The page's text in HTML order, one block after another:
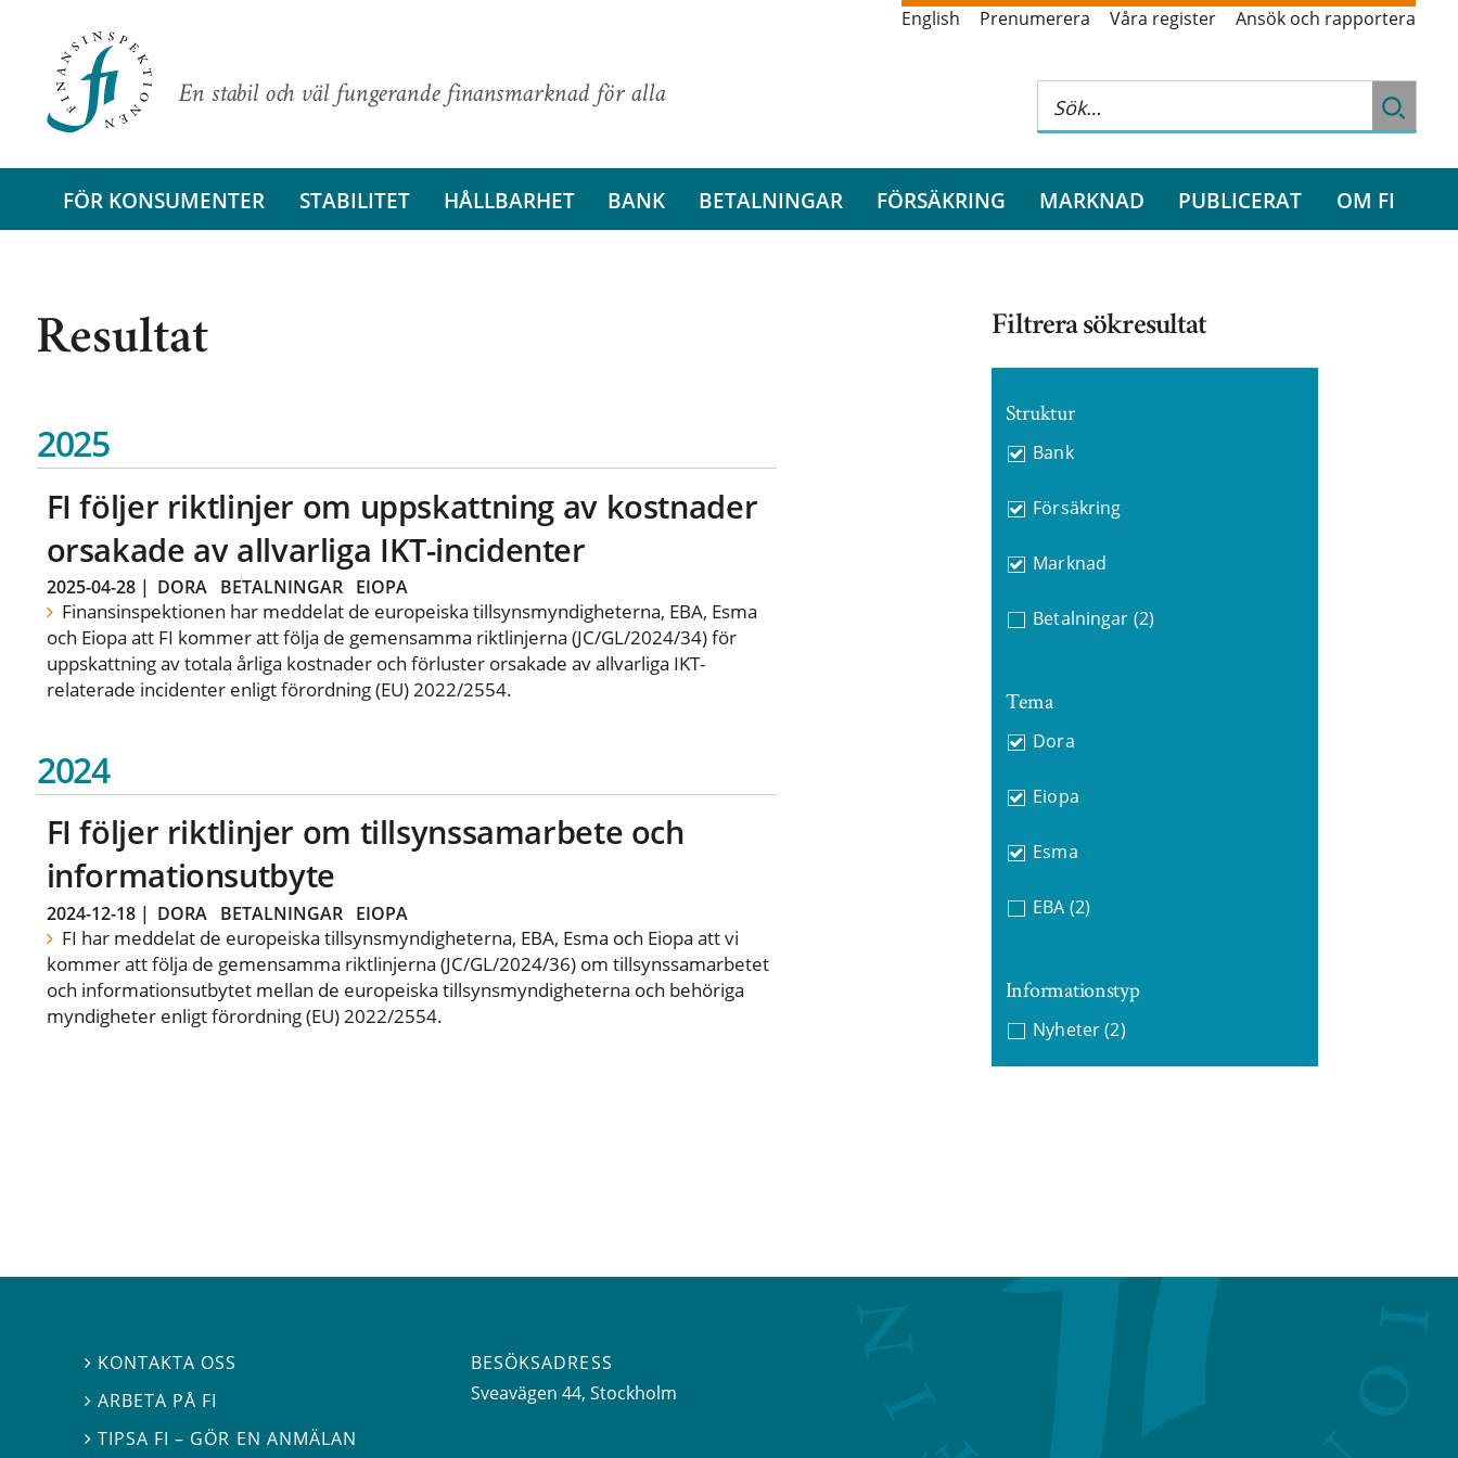
En stabil och väl fungerande finansmarknad för alla
English Prenumerera Våra register Ansök och rapportera
FÖR KONSUMENTER STABILITET HÅLLBARHET BANK BETALNINGAR FÖRSÄKRING MARKNAD PUBLICERAT OM FI
Resultat
2025
FI följer riktlinjer om uppskattning av kostnader
orsakade av allvarliga IKT-incidenter
2025-04-28| DORA BETALNINGAR EIOPA
Finansinspektionen har meddelat de europeiska tillsynsmyndigheterna, EBA, Esma
och Eiopa att FI kommer att följa de gemensamma riktlinjerna (JC/GL/2024/34) för
uppskattning av totala årliga kostnader och förluster orsakade av allvarliga IKT-
relaterade incidenter enligt förordning (EU) 2022/2554.
2024
FI följer riktlinjer om tillsynssamarbete och
informationsutbyte
2024-12-18| DORA BETALNINGAR EIOPA
FI har meddelat de europeiska tillsynsmyndigheterna, EBA, Esma och Eiopa att vi
kommer att följa de gemensamma riktlinjerna (JC/GL/2024/36) om tillsynssamarbetet
och informationsutbytet mellan de europeiska tillsynsmyndigheterna och behöriga
myndigheter enligt förordning (EU) 2022/2554.
Filtrera sökresultat
Struktur
Bank
Försäkring
Marknad
Betalningar (2)
Tema
Dora
Eiopa
Esma
EBA (2)
Informationstyp
Nyheter (2)
 KONTAKTA OSS
 ARBETA PÅ FI
TIPSA FI – GÖR EN ANMÄLAN
BESÖKSADRESS
Sveavägen 44, Stockholm